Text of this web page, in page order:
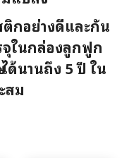
กอย่างดีและกัน
ในกล่องลูกฟูก
ด้นานถึง 5 ปี ใน
สม